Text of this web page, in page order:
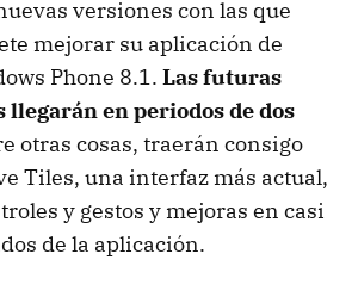
versiones con las que
mejorar su aplicación de
Phone 8.1. Las futuras
en periodos de dos
otras cosas, traerán consigo
Tiles, una interfaz más actual,
y gestos y mejoras en casi
de la aplicación.